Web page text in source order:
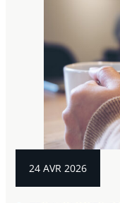
24 AVR 2026